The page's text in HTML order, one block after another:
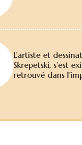
L’artiste et
Skrepetski, s’est
retrouvé dans